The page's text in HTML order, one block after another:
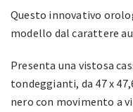
Questo innovativo
modello dal carattere
Presenta una vistosa
tondeggianti, da 47 x
nero con movimento a